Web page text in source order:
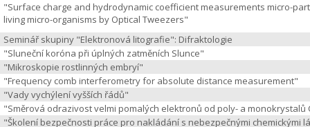
"Surface charge and hydrodynamic coefficient measurements micro-
living micro-organisms by Optical Tweezers"
Seminář skupiny "Elektronová litografie": Difraktologie
"Sluneční koróna při úplných zatměních Slunce"
"Mikroskopie rostlinných embryí"
"Frequency comb interferometry for absolute distance measurement"
"Vady vychýlení vyšších řádů"
"Směrová odrazivost velmi pomalých elektronů od poly- a monokrystalů
"Školení bezpečnosti práce pro nakládání s nebezpečnými chemickými